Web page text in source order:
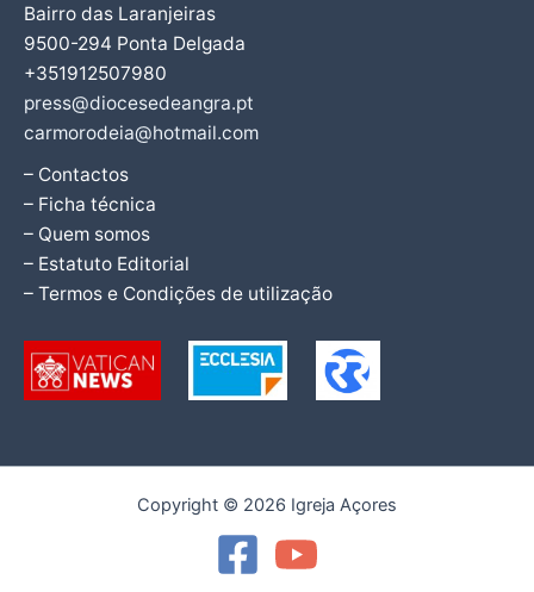
Bairro das Laranjeiras
9500-294 Ponta Delgada
+351912507980
press@diocesedeangra.pt
carmorodeia@hotmail.com
– Contactos
– Ficha técnica
– Quem somos
– Estatuto Editorial
– Termos e Condições de utilização
Copyright © 2026 Igreja Açores